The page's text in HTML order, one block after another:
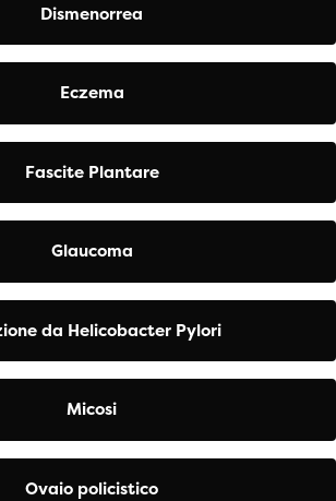
Dismenorrea
Eczema
Fascite Plantare
Glaucoma
da Helicobacter Pylori
Micosi
Ovaio policistico